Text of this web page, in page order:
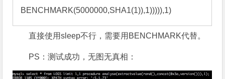
BENCHMARK(5000000,SHA1(1)),1))))),1)
直接使用sleep不行，需要用BENCHMARK代替。
PS：测试成功，无图无真相：